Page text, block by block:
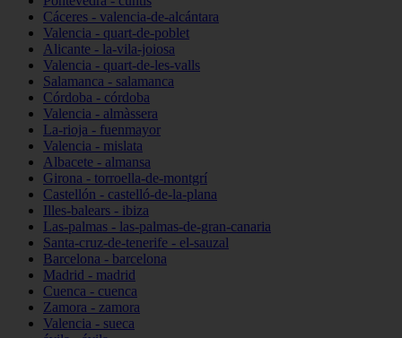
Cáceres - valencia-de-alcántara
Valencia - quart-de-poblet
Alicante - la-vila-joiosa
Valencia - quart-de-les-valls
Salamanca - salamanca
Córdoba - córdoba
Valencia - almàssera
La-rioja - fuenmayor
Valencia - mislata
Albacete - almansa
Girona - torroella-de-montgrí
Castellón - castelló-de-la-plana
Illes-balears - ibiza
Las-palmas - las-palmas-de-gran-canaria
Santa-cruz-de-tenerife - el-sauzal
Barcelona - barcelona
Madrid - madrid
Cuenca - cuenca
Zamora - zamora
Valencia - sueca